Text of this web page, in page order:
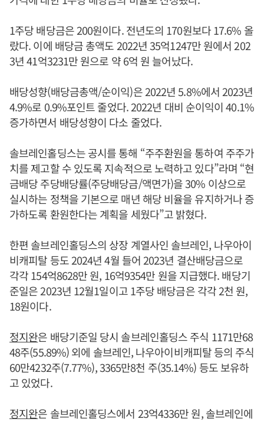
1주당 배당금은 200원이다. 전년도의 170원보다 17.6% 올
랐다. 이에 배당금 총액도 2022년 35억1247만 원에서 202
3년 41억3231만 원으로 약 6억 원 늘어났다.
배당성향(배당금총액/순이익)은 2022년 5.8%에서 2023년
4.9%로 0.9%포인트 줄었다. 2022년 대비 순이익이 40.1%
증가하면서 배당성향이 다소 줄었다.
솔브레인홀딩스는 공시를 통해 “주주환원을 통하여 주주가
치를 제고할 수 있도록 지속적으로 노력하고 있다”라며 “현
금배당 주당배당률(주당배당금/액면가)을 30% 이상으로
실시하는 정책을 기본으로 매년 해당 비율을 유지하거나 증
가하도록 환원한다는 계획을 세웠다”고 밝혔다.
한편 솔브레인홀딩스의 상장 계열사인 솔브레인, 나우아이
비캐피탈 등도 2024년 4월 들어 2023년 결산배당금으로
각각 154억8628만 원, 16억9354만 원을 지급했다. 배당기
준일은 2023년 12월1일이고 1주당 배당금은 각각 2천 원,
18원이다.
정지완은 배당기준일 당시 솔브레인홀딩스 주식 1171만68
48주(55.89%) 외에 솔브레인, 나우아이비캐피탈 등의 주식
60만4232주(7.77%), 3365만8천 주(35.14%) 등도 보유하
고 있었다.
정지완은 솔브레인홀딩스에서 23억4336만 원, 솔브레인에